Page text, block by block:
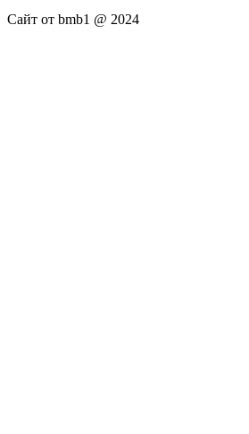
Сайт от bmb1 @ 2024